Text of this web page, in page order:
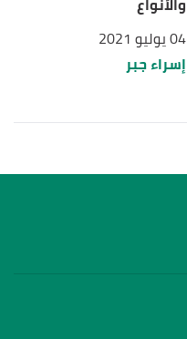
04 يوليو 2021
إسراء جبر